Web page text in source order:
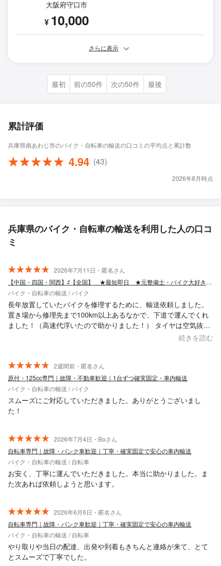
大阪府守口市
¥ 10,000
さらに表示
最初 前の50件 次の50件 最後
累計評価
兵庫県南あわじ市のバイク・自転車の輸送の口コミの平均点と累計数
4.94 (43)
2026年8月時点
兵庫県のバイク・自転車の輸送を利用した人の口コ
ミ
2026年7月11日・匿名さん
【中国・四国・関西】⇄【全国】 ★最短即日 ★元整備士・バイク大好き私が輸送！
バイク・自転車の輸送 / バイク
長年放置していたバイクを修理するために、輸送依頼しました。
置き場から修理先まで100km以上あるなかで、下道で運んでくれ
ました！（高速代浮いたので助かりました！） タイヤは空気抜け
ていたので、こちらで空気入れたうえで積込みしてもらいました
調整もしやすかったです！
続きを読む
2週間前・匿名さん
原付・125cc専門｜故障・不動車歓迎｜1台ずつ確実固定・車内輸送
バイク・自転車の輸送 / バイク
スムーズにご対応していただきました。ありがとうございまし
た！
2026年7月4日・Boさん
自転車専門｜故障・パンク車歓迎｜丁寧・確実固定で安心の車内輸送
バイク・自転車の輸送 / 自転車
お安く、丁寧に運んでいただきました。本当に助かりました。ま
た次あれば依頼しようと思います。
2026年6月6日・匿名さん
自転車専門｜故障・パンク車歓迎｜丁寧・確実固定で安心の車内輸送
バイク・自転車の輸送 / 自転車
やり取りや当日の配達、出発や到着もきちんと連絡が来て、とて
とスムーズで丁寧でした。